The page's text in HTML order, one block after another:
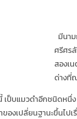
ารเวก
ลักษณน
รเลื่อมแ
ษาไซร้ เ
เป็บแมวดำอีกชนิดหนึ่
ของเปลี่ยนฐานะขึ้นไปเ